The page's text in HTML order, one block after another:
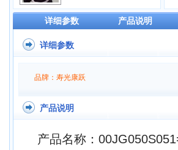
详细参数 产品说明
详细参数
品牌：寿光康跃
产品说明
产品名称：